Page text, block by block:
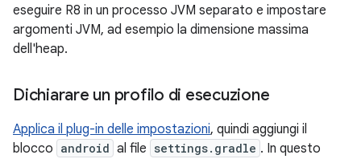
eseguire R8 in un processo JVM separato e impostare
argomenti JVM, ad esempio la dimensione massima
dell'heap.
Dichiarare un profilo di esecuzione
Applica il plug-in delle impostazioni, quindi aggiungi il
blocco android al file settings.gradle . In questo